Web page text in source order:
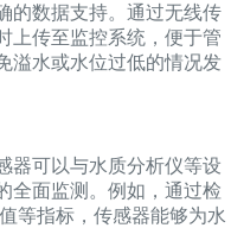
的数据支持。通过无线传
上传至监控系统，便于管
溢水或水位过低的情况发
器可以与水质分析仪等设
全面监测。例如，通过检
等指标，传感器能够为水